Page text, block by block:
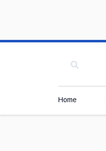
Home